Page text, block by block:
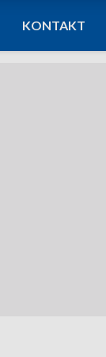
KONTAKT